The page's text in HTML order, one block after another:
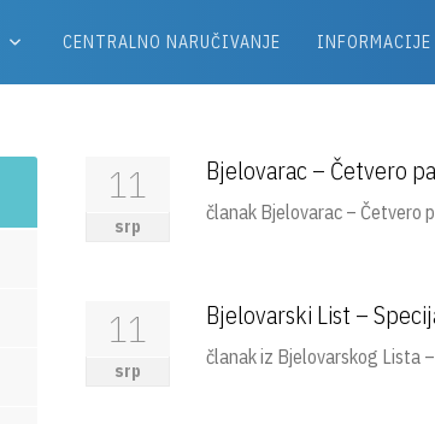
CENTRALNO NARUČIVANJE INFORMACIJE
11
srp
Bjelovarac – Četvero
članak Bjelovarac – Četvero
11
srp
Bjelovarski List –
članak iz Bjelovarskog Lista